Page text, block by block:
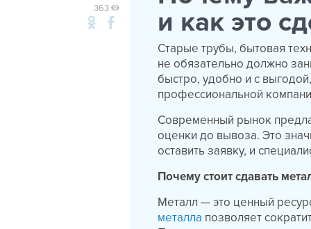
363
и как это
Старые трубы, бытовая
не обязательно должно
быстро, удобно и с
профессиональной
Современный рынок
оценки до вывоза. Это
оставить заявку, и
Почему стоит сдавать
Металл — это ценный
металла позволяет